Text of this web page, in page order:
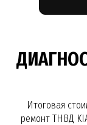
Итоговая
ремонт ТНВД